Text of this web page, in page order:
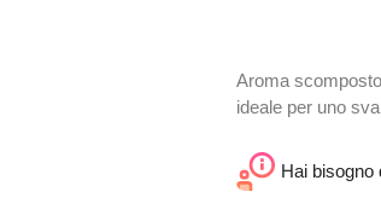
Aroma
ideale per uno
Hai bisogno